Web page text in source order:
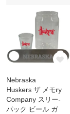
Nebraska
Huskers ザ メモry
Company スリー-
パック ビール ガ